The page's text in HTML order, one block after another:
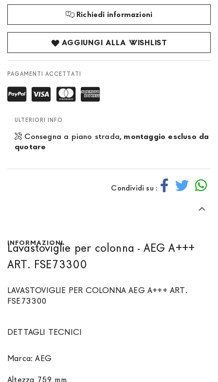
Richiedi informazioni
AGGIUNGI ALLA WISHLIST
PAGAMENTI ACCETTATI
ULTERIORI INFO
Consegna a piano strada, montaggio escluso da
quotare
Condividi su :
INFORMAZIONI
Lavastoviglie per colonna - AEG A+++
ART. FSE73300
LAVASTOVIGLIE PER COLONNA AEG A+++ ART.
FSE73300
DETTAGLI TECNICI
Marca: AEG